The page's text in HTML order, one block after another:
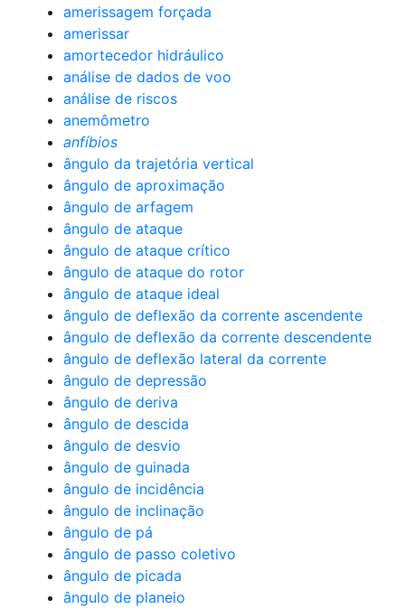
amerissagem forçada
amerissar
amortecedor hidráulico
análise de dados de voo
análise de riscos
anemômetro
anfíbios
ângulo da trajetória vertical
ângulo de aproximação
ângulo de arfagem
ângulo de ataque
ângulo de ataque crítico
ângulo de ataque do rotor
ângulo de ataque ideal
ângulo de deflexão da corrente ascendente
ângulo de deflexão da corrente descendente
ângulo de deflexão lateral da corrente
ângulo de depressão
ângulo de deriva
ângulo de descida
ângulo de desvio
ângulo de guinada
ângulo de incidência
ângulo de inclinação
ângulo de pá
ângulo de passo coletivo
ângulo de picada
ângulo de planeio